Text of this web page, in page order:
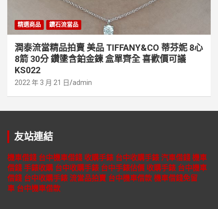
精選商品 鑽石流當品
潤泰流當精品拍賣 美品 TIFFANY&CO 蒂芬妮 8心
8箭 30分 鑽墬含鉑金鍊 盒單齊全 喜歡價可議
KS022
2022 年 3 月 21 日 admin
友站連結
機車借錢 台中機車借錢 收購手錶 台中收購手錶 汽車借錢 機車
借錢 手錶收購 台中收購手錶 台中手錶估價 收購手錶 台中機車
借錢 台中收購手錶 流當品拍賣 台中機車借款 機車借錢免留
車 台中機車借款